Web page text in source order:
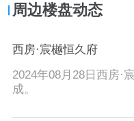
周边楼盘动态
西房·宸樾恒久府
2024年08月28日西房·
成。